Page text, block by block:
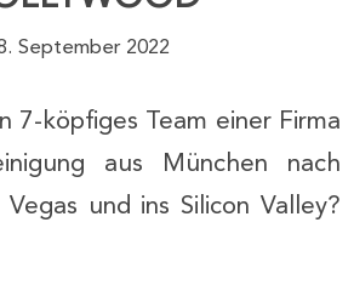
September 2022
7-köpfiges Team einer Firma
aus München nach
und ins Silicon Valley?